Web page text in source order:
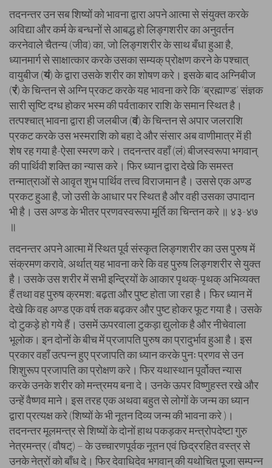
तदनन्तर उन सब शिष्यों को भावना द्वारा अपने आत्मा से संयुक्त करके
अविद्या और कर्म के बन्धनों से आबद्ध हो लिङ्गशरीर का अनुवर्तन
करनेवाले चैतन्य (जीव) का, जो लिङ्गशरीर के साथ बँधा हुआ है,
ध्यानमार्ग से साक्षात्कार करके उसका सम्यक् प्रोक्षण करने के पश्चात्
वायुबीज (यं) के द्वारा उसके शरीर का शोषण करे। इसके बाद अग्निबीज
(रं) के चिन्तन से अग्नि प्रकट करके यह भावना करे कि ‘ब्रह्माण्ड’ संज्ञक
सारी सृष्टि दग्ध होकर भस्म की पर्वताकार राशि के समान स्थित है।
तत्पश्चात् भावना द्वारा ही जलबीज (वं) के चिन्तन से अपार जलराशि
प्रकट करके उस भस्मराशि को बहा दे और संसार अब वाणीमात्र में ही
शेष रह गया है-ऐसा स्मरण करे। तदनन्तर वहाँ (लं) बीजस्वरूपा भगवान्
की पार्थिवी शक्ति का न्यास करे। फिर ध्यान द्वारा देखे कि समस्त
तन्मात्राओं से आवृत शुभ पार्थिव तत्त्व विराजमान है। उससे एक अण्ड
प्रकट हुआ है, जो उसी के आधार पर स्थित है और वही उसका उपादान
भी है। उस अण्ड के भीतर प्रणवस्वरूपा मूर्ति का चिन्तन करे ॥ ४३-४७
॥
तदनन्तर अपने आत्मा में स्थित पूर्व संस्कृत लिङ्गशरीर का उस पुरुष में
संक्रमण करावे, अर्थात् यह भावना करे कि वह पुरुष लिङ्गशरीर से युक्त
है। उसके उस शरीर में सभी इन्द्रियों के आकार पृथक्-पृथक् अभिव्यक्त
हैं तथा वह पुरुष क्रमश: बढ़ता और पुष्ट होता जा रहा है। फिर ध्यान में
देखे कि वह अण्ड एक वर्ष तक बढ़कर और पुष्ट होकर फूट गया है। उसके
दो टुकड़े हो गये हैं। उसमें ऊपरवाला टुकड़ा द्युलोक है और नीचेवाला
भूलोक। इन दोनों के बीच में प्रजापति पुरुष का प्रादुर्भाव हुआ है। इस
प्रकार वहाँ उत्पन्न हुए प्रजापति का ध्यान करके पुनः प्रणव से उन
शिशुरूप प्रजापति का प्रोक्षण करे। फिर यथास्थान पूर्वोक्त न्यास
करके उनके शरीर को मन्त्रमय बना दे। उनके ऊपर विष्णुहस्त रखे और
उन्हें वैष्णव माने। इस तरह एक अथवा बहुत से लोगों के जन्म का ध्यान
द्वारा प्रत्यक्ष करे (शिष्यों के भी नूतन दिव्य जन्म की भावना करे )।
तदनन्तर मूलमन्त्र से शिष्यों के दोनों हाथ पकड़कर मन्त्रोपदेष्टा गुरु
नेत्रमन्त्र ( वौषट्) – के उच्चारणपूर्वक नूतन एवं छिद्ररहित वस्त्र से
उनके नेत्रों को बाँध दे। फिर देवाधिदेव भगवान्‌ की यथोचित पूजा सम्पन्न